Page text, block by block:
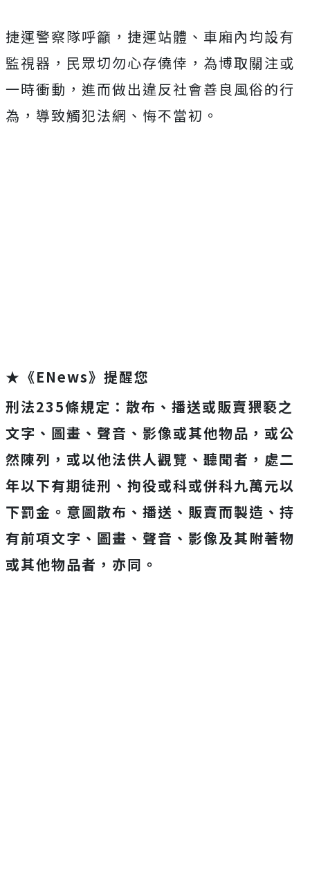
捷運警察隊呼籲，捷運站體、車廂內均設有
監視器，民眾切勿心存僥倖，為博取關注或
一時衝動，進而做出違反社會善良風俗的行
為，導致觸犯法網、悔不當初。
★《ENews》提醒您
刑法235條規定：散布、播送或販賣猥褻之
文字、圖畫、聲音、影像或其他物品，或公
然陳列，或以他法供人觀覽、聽聞者，處二
年以下有期徒刑、拘役或科或併科九萬元以
下罰金。意圖散布、播送、販賣而製造、持
有前項文字、圖畫、聲音、影像及其附著物
或其他物品者，亦同。